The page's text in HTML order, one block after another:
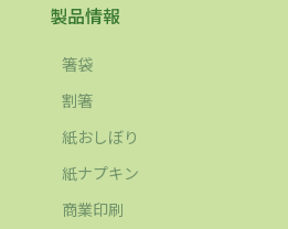
製品情報
箸袋
割箸
紙おしぼり
紙ナプキン
商業印刷